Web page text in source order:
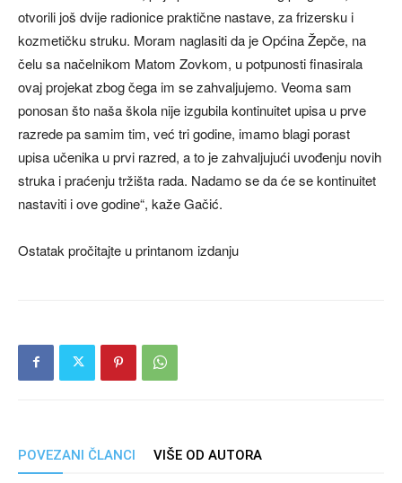
otvorili još dvije radionice praktične nastave, za frizersku i
kozmetičku struku. Moram naglasiti da je Općina Žepče, na
čelu sa načelnikom Matom Zovkom, u potpunosti finasirala
ovaj projekat zbog čega im se zahvaljujemo. Veoma sam
ponosan što naša škola nije izgubila kontinuitet upisa u prve
razrede pa samim tim, već tri godine, imamo blagi porast
upisa učenika u prvi razred, a to je zahvaljujući uvođenju novih
struka i praćenju tržišta rada. Nadamo se da će se kontinuitet
nastaviti i ove godine“, kaže Gačić.
Ostatak pročitajte u printanom izdanju
POVEZANI ČLANCI VIŠE OD AUTORA